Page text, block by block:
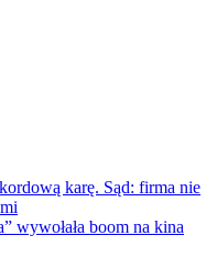
karę. Sąd: firma nie
wywołała boom na kina